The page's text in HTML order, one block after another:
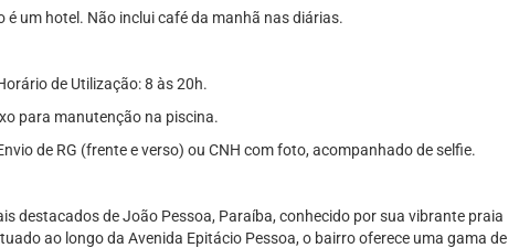
é um hotel. Não inclui café da manhã nas diárias.
de Utilização: 8 às 20h.
para manutenção na piscina.
de RG (frente e verso) ou CNH com foto, acompanhado de selfie.
destacados de João Pessoa, Paraíba, conhecido por sua vibrante praia
ao longo da Avenida Epitácio Pessoa, o bairro oferece uma gama de